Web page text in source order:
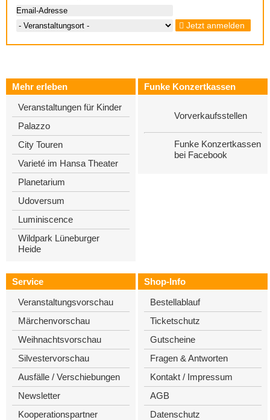
Jetzt anmelden
Mehr erleben
Veranstaltungen für Kinder
Palazzo
City Touren
Varieté im Hansa Theater
Planetarium
Udoversum
Luminiscence
Wildpark Lüneburger
Heide
Funke Konzertkassen
Vorverkaufsstellen
Funke Konzertkassen
bei Facebook
Service
Veranstaltungsvorschau
Märchenvorschau
Weihnachtsvorschau
Silvestervorschau
Ausfälle / Verschiebungen
Newsletter
Kooperationspartner
Shop-Info
Bestellablauf
Ticketschutz
Gutscheine
Fragen & Antworten
Kontakt / Impressum
AGB
Datenschutz